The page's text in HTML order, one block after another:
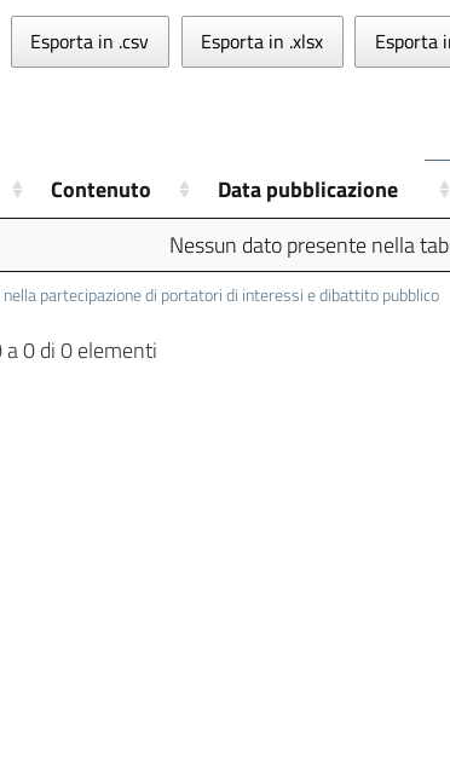
Esporta in .csv Esporta in .xlsx Esporta
nella partecipazione di portatori di interessi e dibattito pubblico
Contenuto Data pubblicazione
Nessun dato presente nella
a 0 di 0 elementi